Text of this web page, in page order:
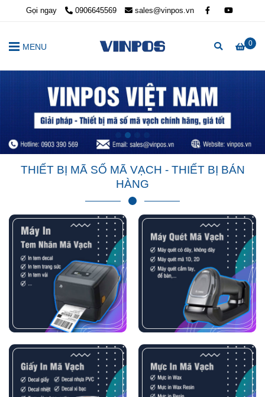
THIẾT BỊ MÃ SỐ MÃ VẠCH - THIẾT BỊ BÁN
HÀNG
Gọi ngay 0906645569 sales@vinpos.vn
0
MENU